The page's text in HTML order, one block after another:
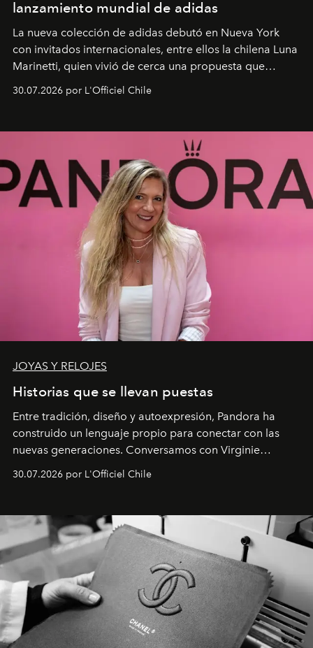
lanzamiento mundial de adidas
La nueva colección de adidas debutó en Nueva York
con invitados internacionales, entre ellos la chilena Luna
Marinetti, quien vivió de cerca una propuesta que
fusiona moda y rendimiento.
30.07.2026 por L'Officiel Chile
JOYAS Y RELOJES
Historias que se llevan puestas
Entre tradición, diseño y autoexpresión, Pandora ha
construido un lenguaje propio para conectar con las
nuevas generaciones. Conversamos con Virginie
Dubray, la responsable de marketing para
Latinoamérica, sobre identidad, cultura y el valor
30.07.2026 por L'Officiel Chile